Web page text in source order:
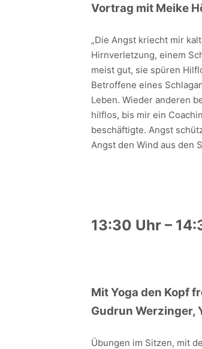
Vortrag mit Meike
„Die Angst kriecht mir
Hirnverletzung, einem
meist gut, sie spüren
Betroffene eines
Leben. Wieder anderen
hilflos, bis mir ein
beschäftigte. Angst
Angst den Wind aus den
13:30 Uhr –
Mit Yoga den Kopf
Gudrun Werzinger,
Übungen im Sitzen, mit